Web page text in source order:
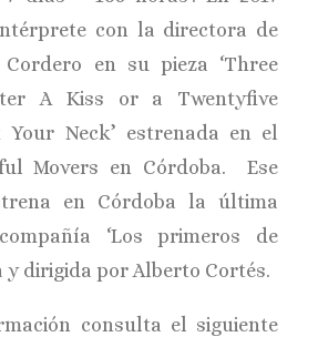
con la directora de
en su pieza ‘Three
A Kiss or a Twentyfive
Neck’ estrenada en el
Movers en Córdoba. Ese
en Córdoba la última
‘Los primeros de
y dirigida por Alberto Cortés.
consulta el siguiente